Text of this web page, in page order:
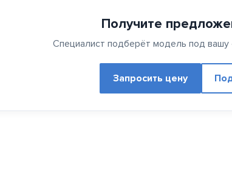
Получите
Специалист подберёт модель под вашу
Запросить цену